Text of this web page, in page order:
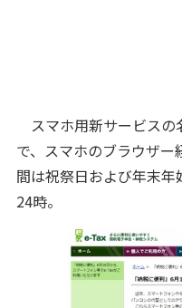
スマホ用新サービスの
で、スマホのブラウザ
間は祝祭日および年末
24時。